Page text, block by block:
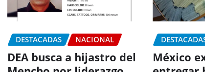
DESTACADAS NACIONAL
DEA busca a hijastro del
México